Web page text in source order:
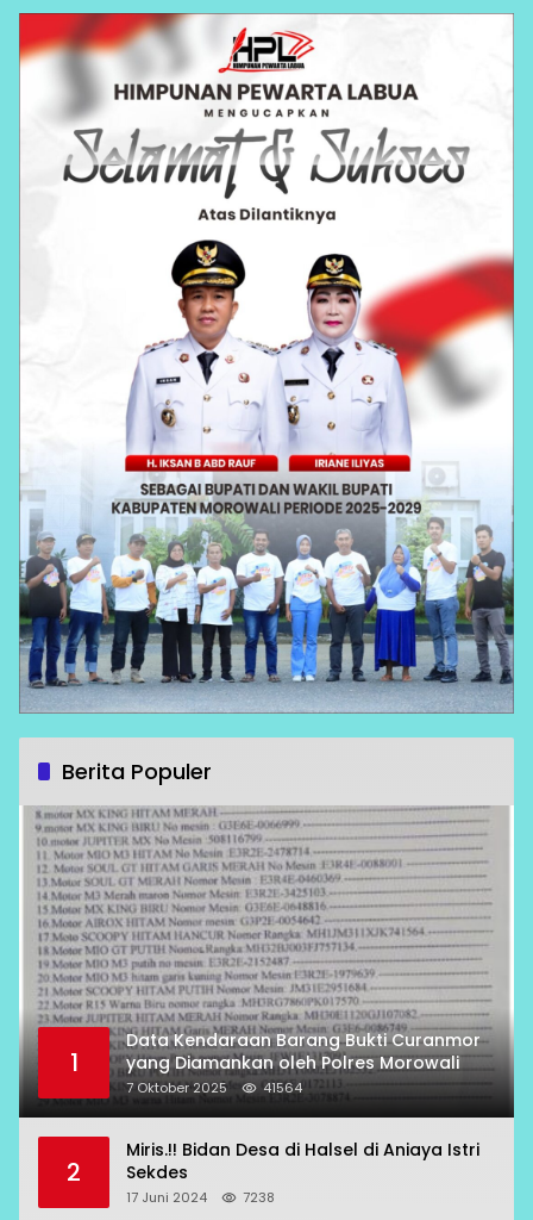
Berita Populer
1
Data Kendaraan Barang Bukti Curanmor
yang Diamankan oleh Polres Morowali
7 Oktober 2025 41564
2
Miris.!! Bidan Desa di Halsel di Aniaya Istri
Sekdes
17 Juni 2024 7238